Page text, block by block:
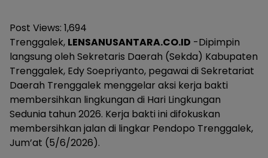
Post Views: 1,694
Trenggalek, LENSANUSANTARA.CO.ID -Dipimpin
langsung oleh Sekretaris Daerah (Sekda) Kabupaten
Trenggalek, Edy Soepriyanto, pegawai di Sekretariat
Daerah Trenggalek menggelar aksi kerja bakti
membersihkan lingkungan di Hari Lingkungan
Sedunia tahun 2026. Kerja bakti ini difokuskan
membersihkan jalan di lingkar Pendopo Trenggalek,
Jum’at (5/6/2026).